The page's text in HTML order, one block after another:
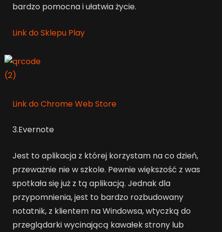
bardzo pomocna i ułatwia życie.
Link do Sklepu Play
Link do Chrome Web Store
3.Evernote
Jest to aplikacja z której korzystam na co dzień,
przeważnie nie w szkole. Pewnie większość z was
spotkała się już z tą aplikacją. Jednak dla
przypomnienia, jest to bardzo rozbudowany
notatnik, z klientem na Windowsa, wtyczką do
przeglądarki wycinającą kawałek strony lub